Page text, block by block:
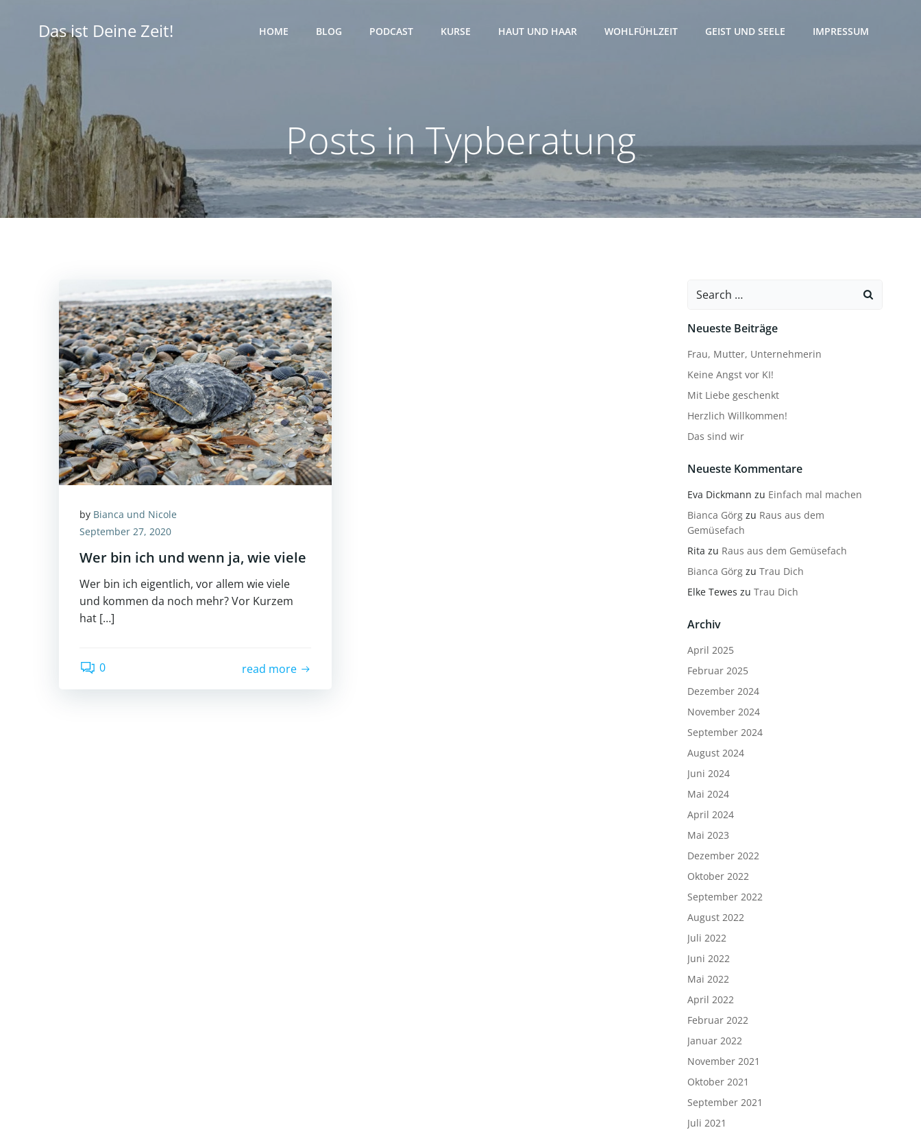
springenDas ist Deine Zeit! HOME BLOG PODCAST KURSE HAUT UND HAAR WOHLFÜHLZEIT GEIST UND SEELE IMPRESSUM
Posts in Typberatung
by Bianca und Nicole
September 27, 2020
Wer bin ich und wenn ja, wie viele
Wer bin ich eigentlich, vor allem wie viele
und kommen da noch mehr? Vor Kurzem
hat […]
0 read more
Search
Neueste Beiträge
Frau, Mutter, Unternehmerin
Keine Angst vor KI!
Mit Liebe geschenkt
Herzlich Willkommen!
Das sind wir
Neueste Kommentare
Eva Dickmann zu Einfach mal machen
Bianca Görgzu Raus aus dem
Gemüsefach
Rita zu Raus aus dem Gemüsefach
Bianca Görgzu Trau Dich
Elke Tewes zu Trau Dich
Archiv
April 2025
Februar 2025
Dezember 2024
November 2024
September 2024
August 2024
Juni 2024
Mai 2024
April 2024
Mai 2023
Dezember 2022
Oktober 2022
September 2022
August 2022
Juli 2022
Juni 2022
Mai 2022
April 2022
Februar 2022
Januar 2022
November 2021
Oktober 2021
September 2021
Juli 2021